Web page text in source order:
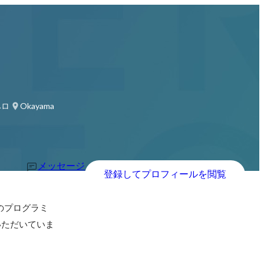
ッパー
Okayama
メッセージ
登録してプロフィールを閲覧
ログラミ
だいていま